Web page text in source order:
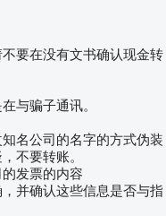
要在没有文书确认现金转
与骗子通讯。
名公司的名字的方式伪装
不要转账。
发票的内容
并确认这些信息是否与指